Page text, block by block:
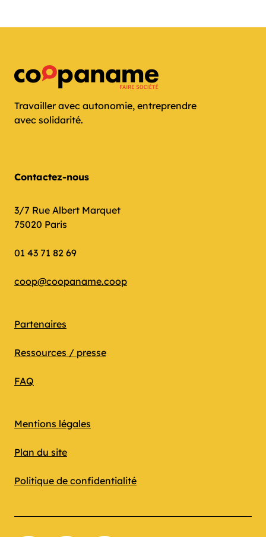
Travailler avec autonomie, entreprendre
avec solidarité.
Contactez-nous
3/7 Rue Albert Marquet
75020 Paris
01 43 71 82 69
coop@coopaname.coop
Partenaires
Ressources / presse
FAQ
Mentions légales
Plan du site
Politique de confidentialité